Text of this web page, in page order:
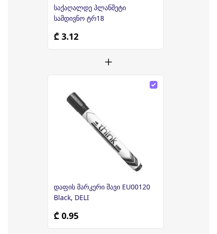
საქაღალდე პლანშეტი
სამდივნო ტრ18
₾ 3.12
დაფის მარკერი შავი EU00120
Black, DELI
₾ 0.95